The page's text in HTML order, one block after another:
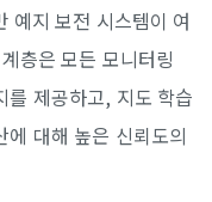
예지 보전 시스템이 여
층은 모든 모니터링
를 제공하고, 지도 학습
대해 높은 신뢰도의